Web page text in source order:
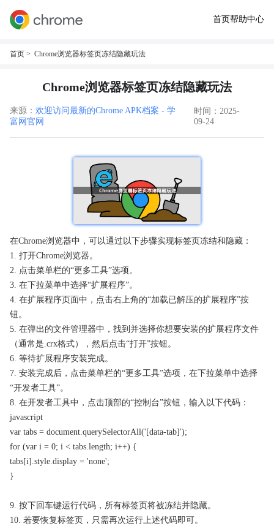
首页帮助中心
首页 > Chrome浏览器标签页冻结隐藏玩法
Chrome浏览器标签页冻结隐藏玩法
来源： 欢迎访问最新的Chrome APK档案 - 学
富网官网
时间：2025-
09-24
在Chrome浏览器中，可以通过以下步骤实现标签页冻结和隐藏：
1. 打开Chrome浏览器。
2. 点击菜单栏的“更多工具”选项。
3. 在下拉菜单中选择“扩展程序”。
4. 在扩展程序页面中，点击右上角的“加载已解压的扩展程序”按
钮。
5. 在弹出的文件管理器中，找到并选择你想要安装的扩展程序文件
（通常是.crx格式），然后点击“打开”按钮。
6. 等待扩展程序安装完成。
7. 安装完成后，点击菜单栏的“更多工具”选项，在下拉菜单中选择
“开发者工具”。
8. 在开发者工具中，点击顶部的“控制台”按钮，输入以下代码：
javascript
var tabs = document.querySelectorAll('[data-tab]');
for (var i = 0; i < tabs.length; i++) {
tabs[i].style.display = 'none';
}
9. 按下回车键运行代码，所有标签页将被冻结并隐藏。
10. 若要恢复标签页，只需再次运行上述代码即可。